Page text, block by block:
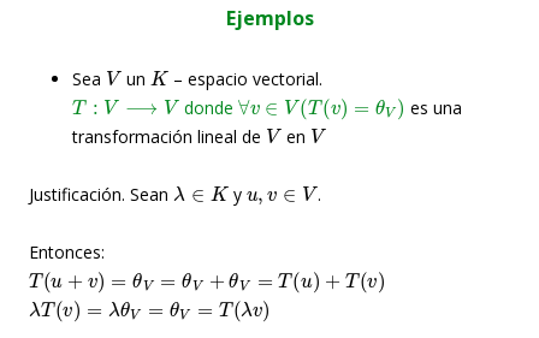
Ejemplos
Sea
V
un
K
– espacio vectorial.
T:V⟶V
donde
∀v∈V(T(v) =
es una
transformación lineal de
V
en
V
Justificación. Sean
λ
y
V
.
Entonces:
T(u+v)=θ θ V u v)
λT(v = λθ V =θ V T( λ